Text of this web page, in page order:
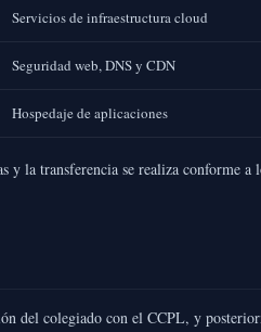
Servicios de infraestructura cloud
Seguridad web, DNS y CDN
Hospedaje de aplicaciones
y la transferencia se realiza conforme
del colegiado con el CCPL, y